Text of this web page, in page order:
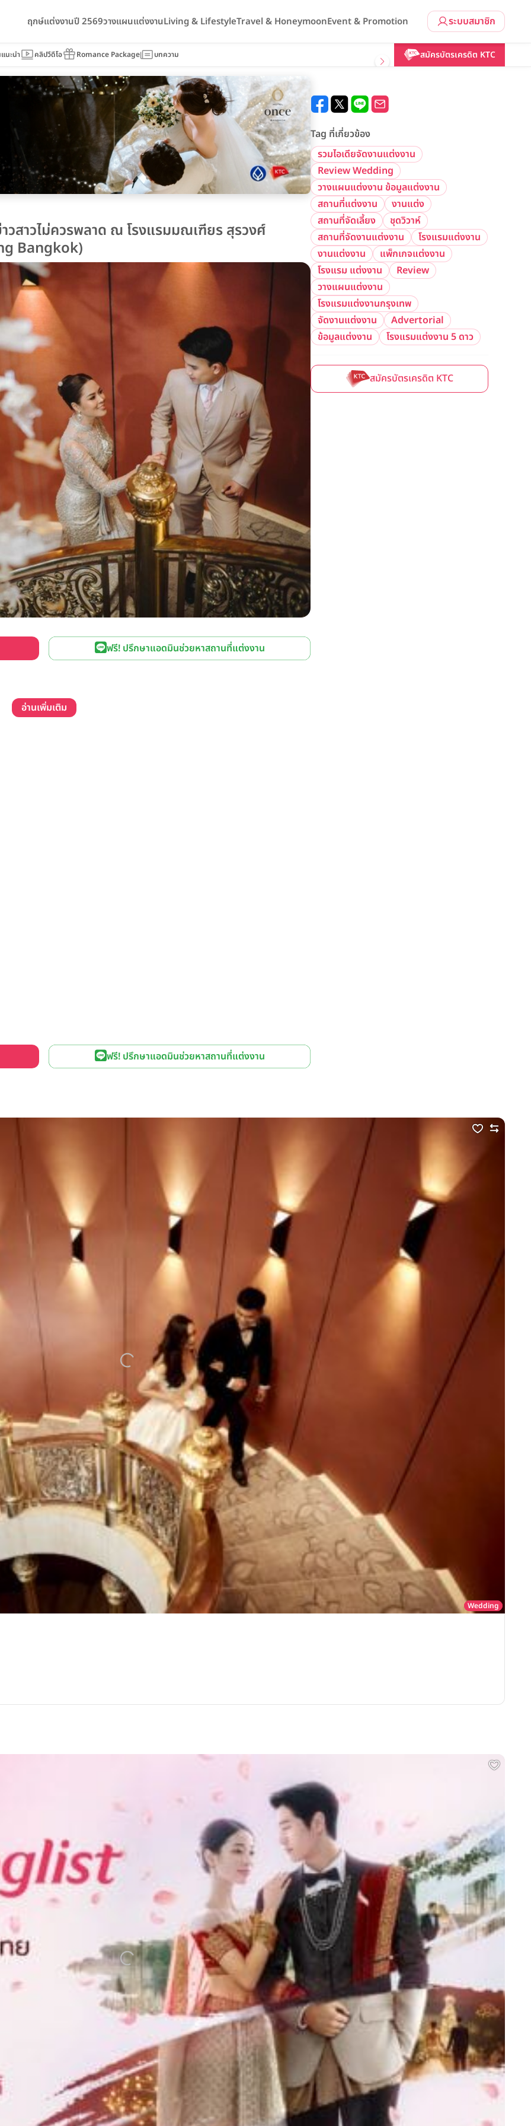
ระบบสมาชิก
ฤกษ์แต่งงานปี 2569วางแผนแต่งงานLiving & LifestyleTravel & HoneymoonEvent & Promotion
นะนำ คลิปวีดีโอ Romance Package บทความ สมัครบัตรเครดิต KTC
สาวไม่ควรพลาด ณ โรงแรมมณเฑียร สุรวงศ์
Bangkok)
ฟรี! ปรึกษาแอดมินช่วยหาสถานที่แต่งงาน
อ่านเพิ่มเติม
ฟรี! ปรึกษาแอดมินช่วยหาสถานที่แต่งงาน
Tag ที่เกี่ยวข้อง
รวมไอเดียจัดงานแต่งงาน
Review Wedding
วางแผนแต่งงาน ข้อมูลแต่งงาน
สถานที่แต่งงาน
งานแต่ง
สถานที่จัดเลี้ยง
ชุดวิวาห์
สถานที่จัดงานแต่งงาน
โรงแรมแต่งงาน
งานแต่งงาน
แพ็กเกจแต่งงาน
โรงแรม แต่งงาน
Review
วางแผนแต่งงาน
โรงแรมแต่งงานกรุงเทพ
จัดงานแต่งงาน
Advertorial
ข้อมูลแต่งงาน
โรงแรมแต่งงาน 5 ดาว
สมัครบัตรเครดิต KTC
Wedding